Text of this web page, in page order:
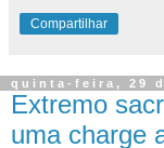
Compartilhar
quinta-feira, 29
Extremo
uma charge